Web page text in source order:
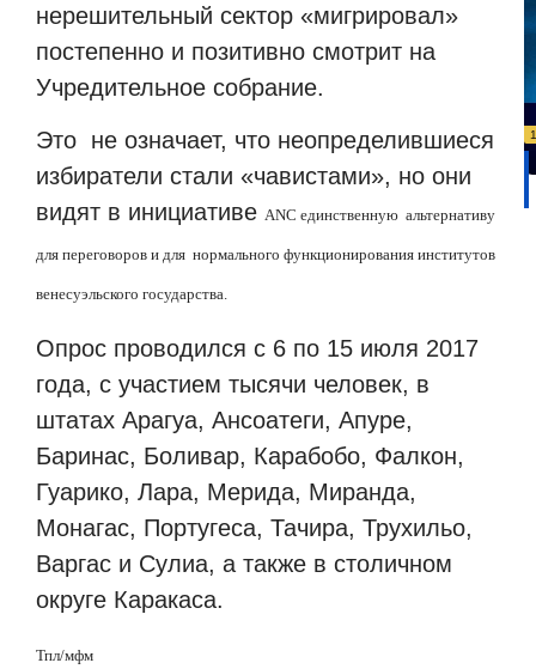
нерешительный сектор «мигрировал»
постепенно и позитивно смотрит на
Учредительное собрание.
Это не означает, что неопределившиеся
избиратели стали «чавистами», но они
видят в инициативе ANC единственную альтернативу
для переговоров и для нормального функционирования институтов
венесуэльского государства.
Опрос проводился с 6 по 15 июля 2017
года, с участием тысячи человек, в
штатах Арагуа, Ансоатеги, Апуре,
Баринас, Боливар, Карабобо, Фалкон,
Гуарико, Лара, Мерида, Миранда,
Монагас, Португеса, Тачира, Трухильо,
Варгас и Сулиа, а также в столичном
округе Каракаса.
Тпл/мфм